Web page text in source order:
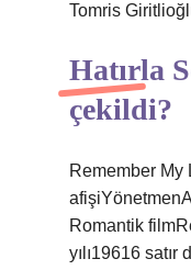
Tomris
Hatırla
çekildi?
Remember My
Romantik
yılı19616 satır